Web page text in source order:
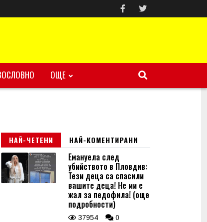
ОЩЕ
НАЙ-ЧЕТЕНИ НАЙ-КОМЕНТИРАНИ
Емануела след
убийството в Пловдив:
Тези деца са спасили
вашите деца! Не ми е
жал за педофила! (още
подробности)
37954 0